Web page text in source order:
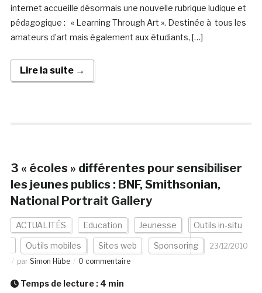
internet accueille désormais une nouvelle rubrique ludique et
pédagogique : « Learning Through Art ». Destinée à tous les
amateurs d’art mais également aux étudiants, […]
Lire la suite →
3 « écoles » différentes pour sensibiliser
les jeunes publics : BNF, Smithsonian,
National Portrait Gallery
ACTUALITÉS Education Jeunesse Outils in-situ
Outils mobiles Sites web Sponsoring
23/12/2010
par Simon Hübe 0 commentaire
Temps de lecture : 4 min